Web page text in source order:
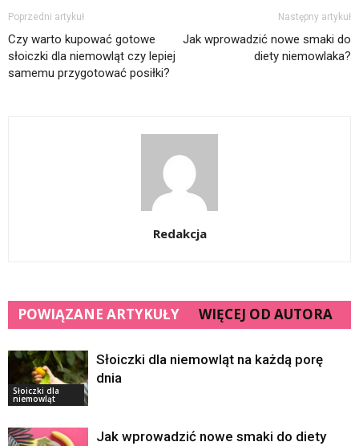
Poprzedni artykuł
Czy warto kupować gotowe
słoiczki dla niemowląt czy lepiej
samemu przygotować posiłki?
Następny artykuł
Jak wprowadzić nowe smaki do
diety niemowlaka?
Redakcja
POWIĄZANE ARTYKUŁY WIĘCEJ OD AUTORA
Słoiczki dla
niemowląt
Słoiczki dla niemowląt na każdą porę
dnia
Jak wprowadzić nowe smaki do diety